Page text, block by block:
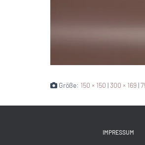
Größe: 150 × 150 |300 × 169|
IMPRESSUM